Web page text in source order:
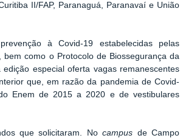
II/FAP, Paranaguá, Paranavaí e União
à Covid-19 estabelecidas pelas
como o Protocolo de Biossegurança da
especial oferta vagas remanescentes
que, em razão da pandemia de Covid-
Enem de 2015 a 2020 e de vestibulares
que solicitaram. Nocampus de Campo